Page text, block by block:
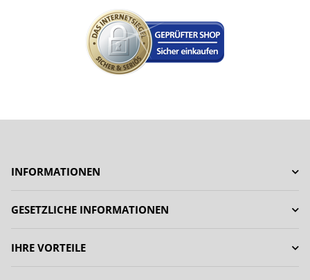
INFORMATIONEN
GESETZLICHE INFORMATIONEN
IHRE VORTEILE